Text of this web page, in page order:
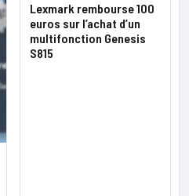
Lexmark rembourse 100
euros sur l’achat d’un
multifonction Genesis
S815